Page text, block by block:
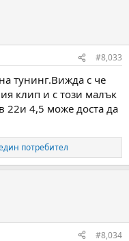
#8,033
тунинг.Вижда с че
клип и с този малък
22и 4,5 може доста да
потребител
#8,034